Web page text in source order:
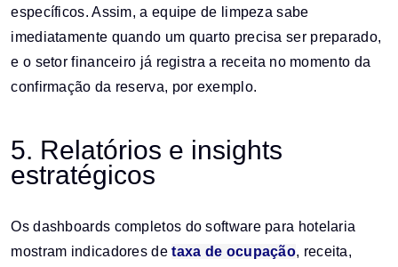
específicos. Assim, a equipe de limpeza sabe
imediatamente quando um quarto precisa ser preparado,
e o setor financeiro já registra a receita no momento da
confirmação da reserva, por exemplo.
5. Relatórios e insights
estratégicos
Os dashboards completos do software para hotelaria
mostram indicadores detaxa de ocupação, receita,